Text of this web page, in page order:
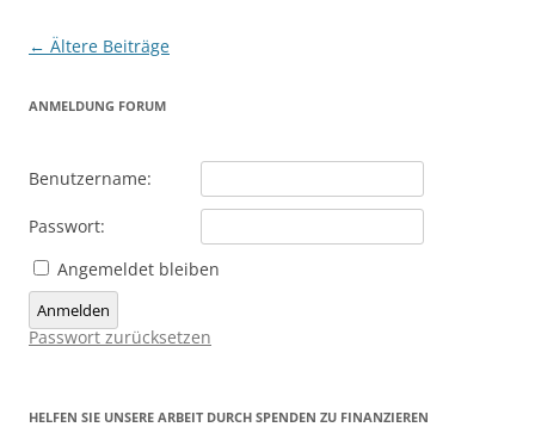
Beitragsnavigation
← Ältere Beiträge
ANMELDUNG FORUM
Benutzername:
Passwort:
Angemeldet bleiben
Anmelden
Passwort zurücksetzen
HELFEN SIE UNSERE ARBEIT DURCH SPENDEN ZU FINANZIEREN